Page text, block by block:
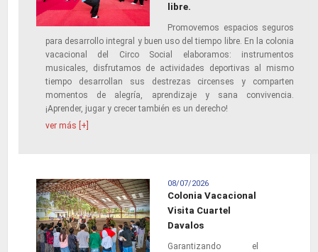
libre.
Promovemos espacios seguros
para desarrollo integral y buen uso del tiempo libre. En la colonia
vacacional del Circo Social elaboramos: instrumentos
musicales, disfrutamos de actividades deportivas al mismo
tiempo desarrollan sus destrezas circenses y comparten
momentos de alegría, aprendizaje y sana convivencia.
¡Aprender, jugar y crecer también es un derecho!
ver más [+]
08/07/2026
Colonia Vacacional
Visita Cuartel
Davalos
Garantizando el